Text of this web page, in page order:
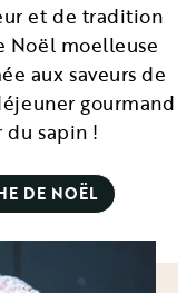
et de tradition
Noël moelleuse
aux saveurs de
gourmand
du sapin !
DE NOËL